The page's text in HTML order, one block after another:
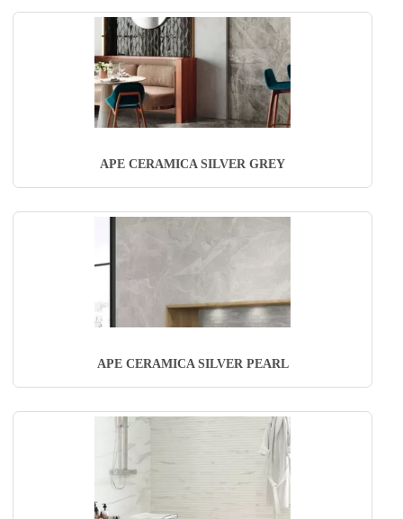
APE CERAMICA SILVER GREY
APE CERAMICA SILVER PEARL